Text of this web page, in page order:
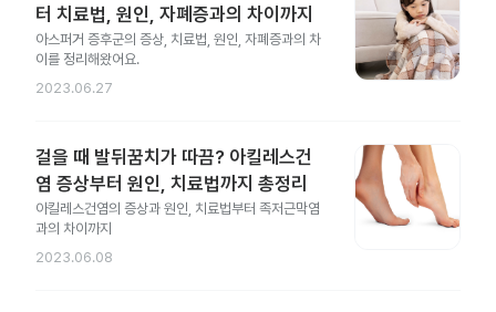
터 치료법, 원인, 자폐증과의 차이까지
아스퍼거 증후군의 증상, 치료법, 원인, 자폐증과의 차
이를 정리해왔어요.
2023.06.27
걸을 때 발뒤꿈치가 따끔? 아킬레스건
염 증상부터 원인, 치료법까지 총정리
아킬레스건염의 증상과 원인, 치료법부터 족저근막염
과의 차이까지
2023.06.08